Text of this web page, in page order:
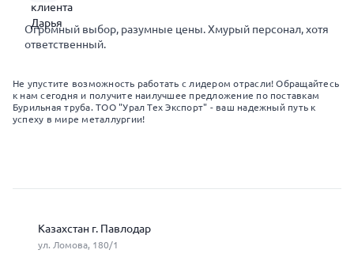
Огромный выбор, разумные цены. Хмурый персонал, хотя
ответственный.
Не упустите возможность работать с лидером отрасли! Обращайтесь
к нам сегодня и получите наилучшее предложение по поставкам
Бурильная труба. ТОО "Урал Тех Экспорт" - ваш надежный путь к
успеху в мире металлургии!
Казахстан г. Павлодар
ул. Ломова, 180/1